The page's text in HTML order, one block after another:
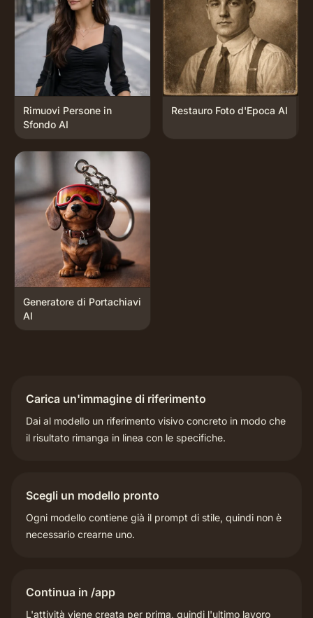
Rimuovi Persone in
Sfondo AI
Restauro Foto d'Epoca AI
Generatore di Portachiavi
AI
Carica un'immagine di riferimento
Dai al modello un riferimento visivo concreto in modo che
il risultato rimanga in linea con le specifiche.
Scegli un modello pronto
Ogni modello contiene già il prompt di stile, quindi non è
necessario crearne uno.
Continua in /app
L'attività viene creata per prima, quindi l'ultimo lavoro